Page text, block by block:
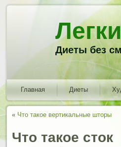
Диеты без
Главная Диеты
« Что такое вертикальные шторы
Что такое сток